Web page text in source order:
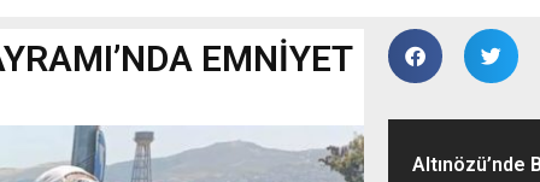
EMNİYET
Altınözü’nde